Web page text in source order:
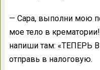
— Сара, выполни мою
мое тело в
напиши там:
отправь в налоговую.